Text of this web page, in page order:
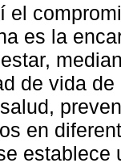
el
es la
de vida
en
establece